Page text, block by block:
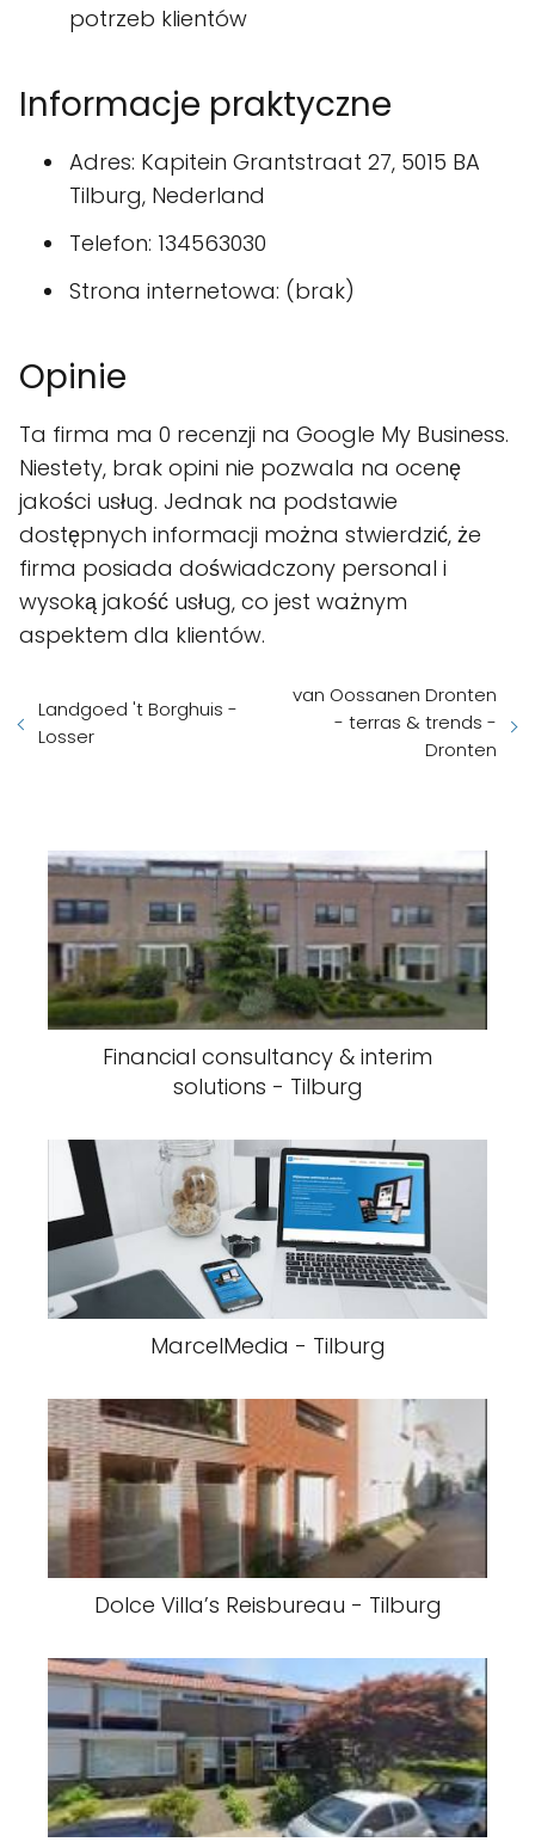
potrzeb klientów
Informacje praktyczne
Adres: Kapitein Grantstraat 27, 5015 BA
Tilburg, Nederland
Telefon: 134563030
Strona internetowa: (brak)
Opinie
Ta firma ma 0 recenzji na Google My Business.
Niestety, brak opini nie pozwala na ocenę
jakości usług. Jednak na podstawie
dostępnych informacji można stwierdzić, że
firma posiada doświadczony personal i
wysoką jakość usług, co jest ważnym
aspektem dla klientów.
Landgoed 't Borghuis -
Losser
van Oossanen Dronten
- terras & trends -
Dronten
Financial consultancy & interim
solutions - Tilburg
MarcelMedia - Tilburg
Dolce Villa’s Reisbureau - Tilburg